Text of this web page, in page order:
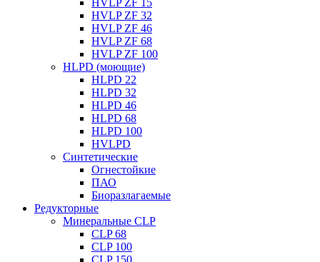
HVLP ZF 15
HVLP ZF 32
HVLP ZF 46
HVLP ZF 68
HVLP ZF 100
HLPD (моющие)
HLPD 22
HLPD 32
HLPD 46
HLPD 68
HLPD 100
HVLPD
Синтетические
Огнестойкие
ПАО
Биоразлагаемые
Редукторные
Минеральные CLP
CLP 68
CLP 100
CLP 150